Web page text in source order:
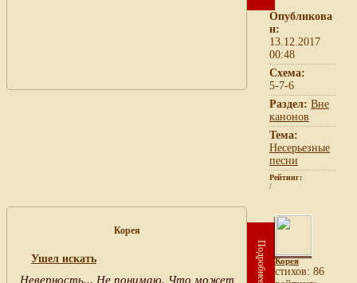
Опубликова
н:
13.12.2017
00:48
Схема:
5-7-6
Раздел: Вне
канонов
Тема:
Несерьезные
песни
Рейтинг:
/
Корея
Ушел искать
Неверность... Не понимаю. Что может
Подробнее Корея
cтихов: 86